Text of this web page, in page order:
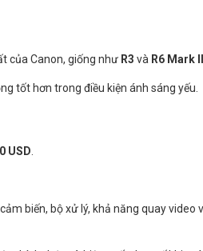
của Canon, giống như R3 và R6 Mark II
tốt hơn trong điều kiện ánh sáng yếu.
USD
biến, bộ xử lý, khả năng quay